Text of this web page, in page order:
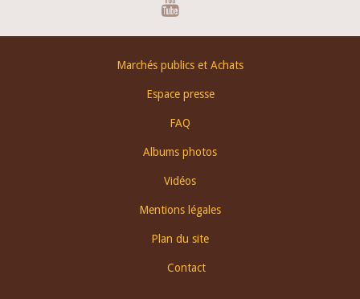
Marchés publics et Achats
Espace presse
FAQ
Albums photos
Vidéos
Mentions légales
Plan du site
Contact